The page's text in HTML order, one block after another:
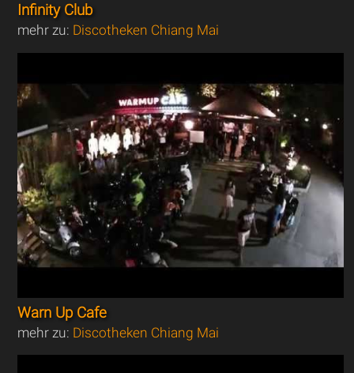
Infinity Club
mehr zu: Discotheken Chiang Mai
Warn Up Cafe
mehr zu: Discotheken Chiang Mai